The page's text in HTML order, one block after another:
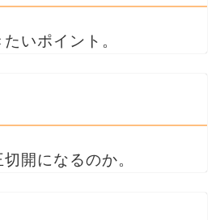
いポイント。
開になるのか。